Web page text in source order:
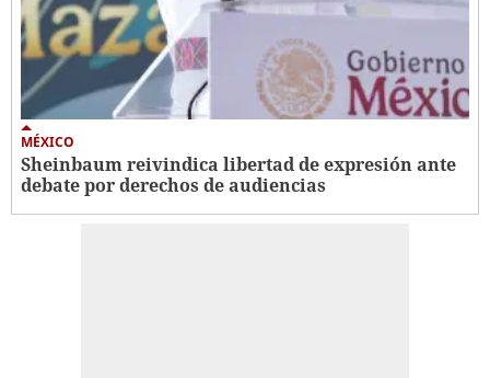
MÉXICO
Sheinbaum reivindica libertad de expresión ante
debate por derechos de audiencias